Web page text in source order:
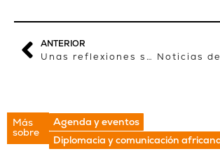
ANTERIOR
Unas reflexiones sobre “Periodismo y África”
Más
sobre
Agenda y eventos
Diplomacia y comunicación